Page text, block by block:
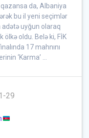
da, Albaniya
bu il yeni seçimlər
adətə uyğun olaraq
ölkə oldu. Belə ki, FİK
17 mahnını
‘Karma’ …
29